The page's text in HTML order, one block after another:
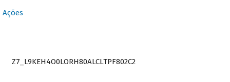
Ações
Z7_L9KEH4O0LORH80ALCLTPF802C2